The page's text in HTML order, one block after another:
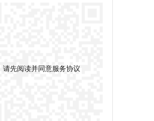
请先阅读并同意服务协议